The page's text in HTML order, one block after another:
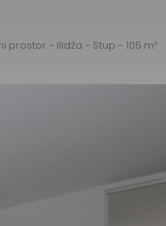
prostor - Ilidža - Stup - 105 m²